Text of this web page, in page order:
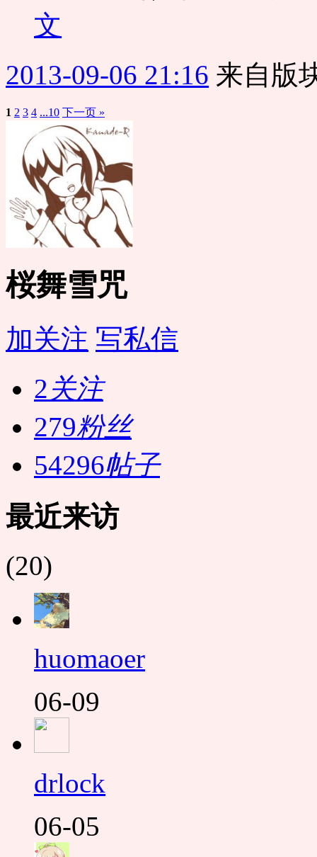
文
2013-09-06 21:16 来自版
1 2 3 4 ...10 下一页 »
桜舞雪咒
加关注 写私信
2关注
279粉丝
54296帖子
最近来访
(20)
huomaoer
06-09
drlock
06-05